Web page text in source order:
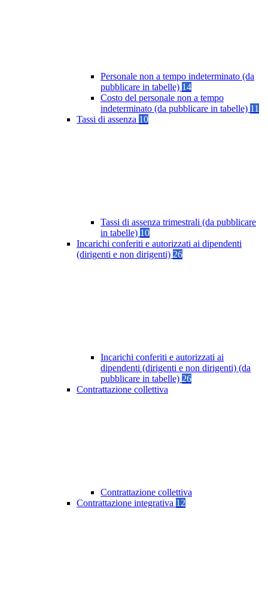
Personale non a tempo indeterminato (da
pubblicare in tabelle) 14
Costo del personale non a tempo
indeterminato (da pubblicare in tabelle) 11
Tassi di assenza 10
Tassi di assenza trimestrali (da pubblicare
in tabelle) 10
Incarichi conferiti e autorizzati ai dipendenti
(dirigenti e non dirigenti) 26
Incarichi conferiti e autorizzati ai
dipendenti (dirigenti e non dirigenti) (da
pubblicare in tabelle) 26
Contrattazione collettiva
Contrattazione collettiva
Contrattazione integrativa 12